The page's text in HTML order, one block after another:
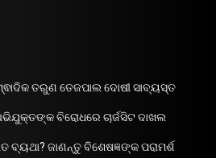
ତରୁଣ ତେଜପାଲ ଦୋଷୀ ସାବ୍ୟସ୍ତ
ବିରୋଧରେ ଚାର୍ଜସିଟ ଦାଖଲ
ବ୍ୟଥା? ଜାଣନ୍ତୁ ବିଶେଷଜ୍ଞଙ୍କ ପରାମର୍ଶ